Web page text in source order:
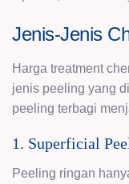
Jenis-Jenis
Harga treatment
jenis peeling yang
peeling terbagi
1. Superficial
Peeling ringan